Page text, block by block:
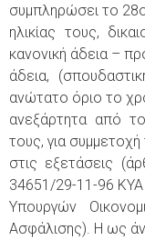
συμπληρώσει το
ηλικίας τους,
κανονική άδεια –
άδεια,
ανώτατο όριο το
ανεξάρτητα από
τους, για συμμετοχή
στις εξετάσεις
34651/29-11-96 ΚΥΑ
Υπουργών
Ασφάλισης). Η ως